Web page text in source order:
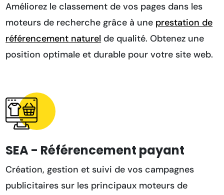
Améliorez le classement de vos pages dans les
moteurs de recherche grâce à une prestation de
référencement naturel de qualité. Obtenez une
position optimale et durable pour votre site web.
SEA - Référencement payant
Création, gestion et suivi de vos campagnes
publicitaires sur les principaux moteurs de